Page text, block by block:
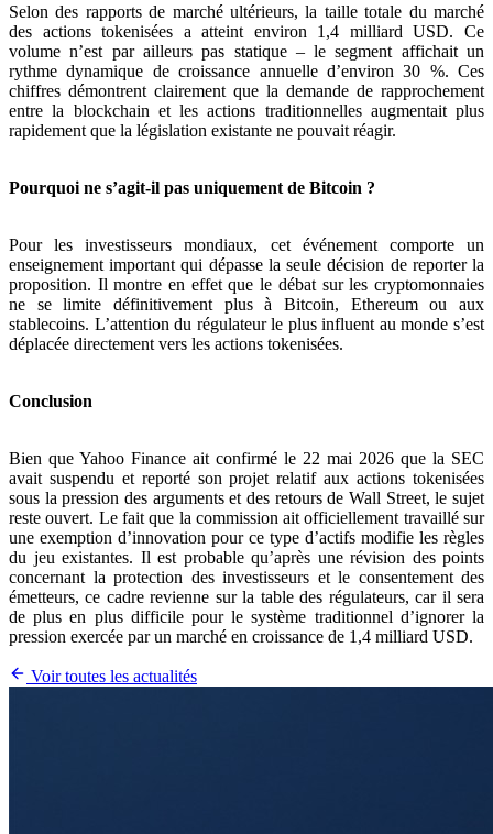
Selon des rapports de marché ultérieurs, la taille totale du marché
des actions tokenisées a atteint environ 1,4 milliard USD. Ce
volume n’est par ailleurs pas statique – le segment affichait un
rythme dynamique de croissance annuelle d’environ 30 %. Ces
chiffres démontrent clairement que la demande de rapprochement
entre la blockchain et les actions traditionnelles augmentait plus
rapidement que la législation existante ne pouvait réagir.
Pourquoi ne s’agit-il pas uniquement de Bitcoin ?
Pour les investisseurs mondiaux, cet événement comporte un
enseignement important qui dépasse la seule décision de reporter la
proposition. Il montre en effet que le débat sur les cryptomonnaies
ne se limite définitivement plus à Bitcoin, Ethereum ou aux
stablecoins. L’attention du régulateur le plus influent au monde s’est
déplacée directement vers les actions tokenisées.
Conclusion
Bien que Yahoo Finance ait confirmé le 22 mai 2026 que la SEC
avait suspendu et reporté son projet relatif aux actions tokenisées
sous la pression des arguments et des retours de Wall Street, le sujet
reste ouvert. Le fait que la commission ait officiellement travaillé sur
une exemption d’innovation pour ce type d’actifs modifie les règles
du jeu existantes. Il est probable qu’après une révision des points
concernant la protection des investisseurs et le consentement des
émetteurs, ce cadre revienne sur la table des régulateurs, car il sera
de plus en plus difficile pour le système traditionnel d’ignorer la
pression exercée par un marché en croissance de 1,4 milliard USD.
Voir toutes les actualités